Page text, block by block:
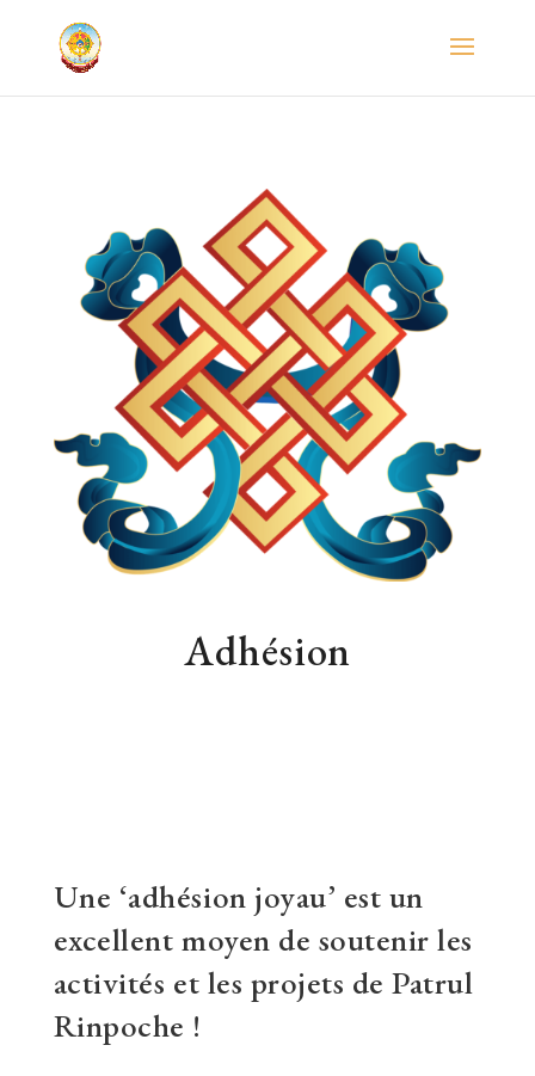
Adhésion
Une ‘adhésion joyau’ est un
excellent moyen de soutenir les
activités et les projets de Patrul
Rinpoche !